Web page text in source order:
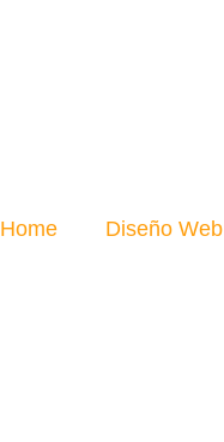
Home Diseño Web